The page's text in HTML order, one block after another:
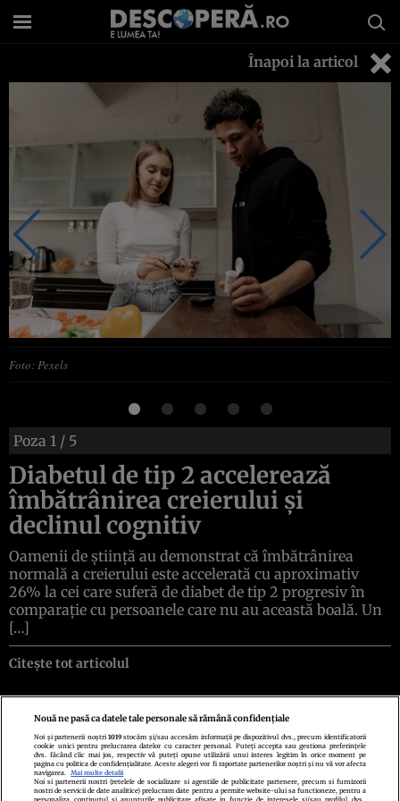
Înapoi la articol
Foto: Pexels
Poza 1 / 5
Diabetul de tip 2 accelerează
îmbătrânirea creierului și
declinul cognitiv
Oamenii de știință au demonstrat că îmbătrânirea
normală a creierului este accelerată cu aproximativ
26% la cei care suferă de diabet de tip 2 progresiv în
comparație cu persoanele care nu au această boală. Un
[…]
Citește tot articolul
Politica de confidenţialitate Politica de cookiesTermeni şi condiţii
Echipa redacționalăContactSetări Cookies
Nouă ne pasă ca datele tale personale să rămână confidențiale
Noi și partenerii noștri1019 stocăm și/sau accesăm informații pe dispozitivul dvs., precum identificatorii
cookie unici pentru prelucrarea datelor cu caracter personal. Puteți accepta sau gestiona preferințele
dvs. făcând clic mai jos, respectiv vă puteți opune utilizării unui interes legitim în orice moment pe
pagina cu politica de confidențialitate. Aceste alegeri vor fi raportate partenerilor noștri și nu vă vor afecta
navigarea.
Mai multe detalii
Noi si partenerii nostri (retelele de socializare si agentiile de publicitate partenere, precum si furnizorii
nostri de servicii de date analitice) prelucram date pentru a permite website-ului sa functioneze, pentru a
personaliza continutul si anunturile publicitare afisate in functie de interesele si/sau profilul dvs.,